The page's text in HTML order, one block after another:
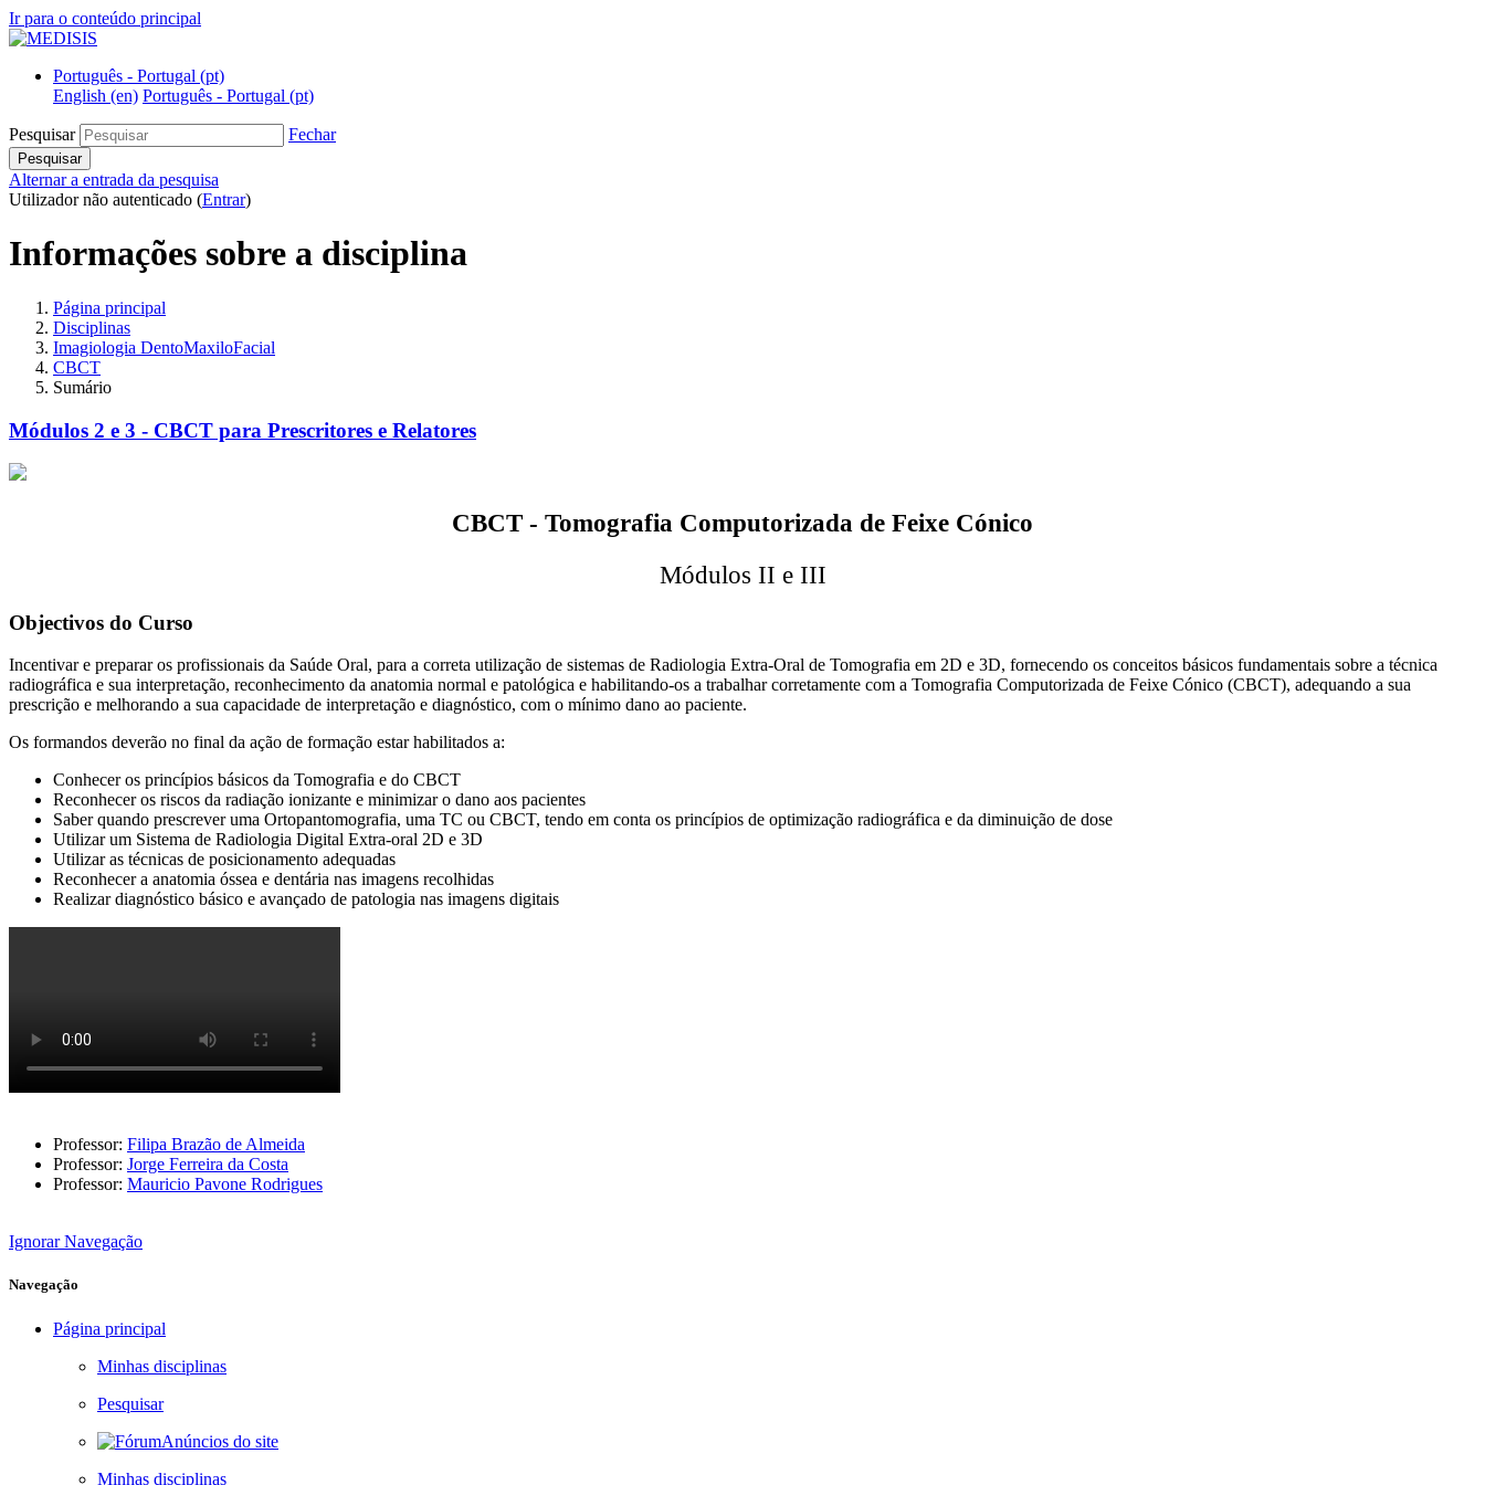
Ir para o conteúdo principal
Português - Portugal ‎(pt)‎
English ‎(en)‎ Português - Portugal ‎(pt)‎
Pesquisar Fechar
Pesquisar
Alternar a entrada da pesquisa
Utilizador não autenticado (Entrar)
Informações sobre a disciplina
Página principal
Disciplinas
Imagiologia DentoMaxiloFacial
CBCT
Sumário
Módulos 2 e 3 - CBCT para Prescritores e Relatores
CBCT - Tomografia Computorizada de Feixe Cónico
Módulos II e III
Objectivos do Curso
Incentivar e preparar os profissionais da Saúde Oral, para a correta utilização de sistemas de Radiologia Extra-Oral de Tomografia em 2D e 3D, fornecendo os conceitos básicos fundamentais sobre a técnica
radiográfica e sua interpretação, reconhecimento da anatomia normal e patológica e habilitando-os a trabalhar corretamente com a Tomografia Computorizada de Feixe Cónico (CBCT), adequando a sua
prescrição e melhorando a sua capacidade de interpretação e diagnóstico, com o mínimo dano ao paciente.
Os formandos deverão no final da ação de formação estar habilitados a:
Conhecer os princípios básicos da Tomografia e do CBCT
Reconhecer os riscos da radiação ionizante e minimizar o dano aos pacientes
Saber quando prescrever uma Ortopantomografia, uma TC ou CBCT, tendo em conta os princípios de optimização radiográfica e da diminuição de dose
Utilizar um Sistema de Radiologia Digital Extra-oral 2D e 3D
Utilizar as técnicas de posicionamento adequadas
Reconhecer a anatomia óssea e dentária nas imagens recolhidas
Realizar diagnóstico básico e avançado de patologia nas imagens digitais
Professor: Filipa Brazão de Almeida
Professor: Jorge Ferreira da Costa
Professor: Mauricio Pavone Rodrigues
Ignorar Navegação
Navegação
Página principal
Minhas disciplinas
Pesquisar
Anúncios do site
Minhas disciplinas